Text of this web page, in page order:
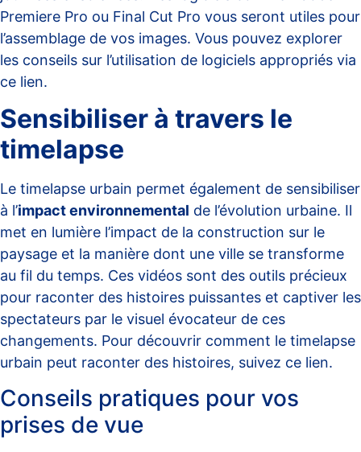
Premiere Pro ou Final Cut Pro vous seront utiles pour
l’assemblage de vos images. Vous pouvez explorer
les conseils sur l’utilisation de logiciels appropriés via
ce lien.
Sensibiliser à travers le
timelapse
Le timelapse urbain permet également de sensibiliser
à l’impact environnemental de l’évolution urbaine. Il
met en lumière l’impact de la construction sur le
paysage et la manière dont une ville se transforme
au fil du temps. Ces vidéos sont des outils précieux
pour raconter des histoires puissantes et captiver les
spectateurs par le visuel évocateur de ces
changements. Pour découvrir comment le timelapse
urbain peut raconter des histoires, suivez ce lien.
Conseils pratiques pour vos
prises de vue